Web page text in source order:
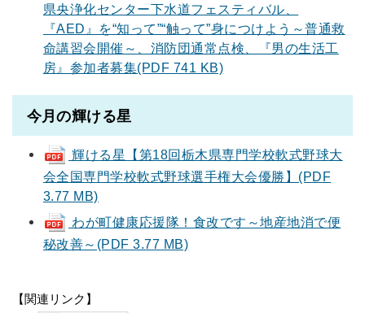
県央浄化センター下水道フェスティバル、
『AED』を“知って”“触って”身につけよう～普通救
命講習会開催～、消防団通常点検、『男の生活工
房』参加者募集(PDF 741 KB)
今月の輝ける星
輝ける星【第18回栃木県専門学校軟式野球大
会全国専門学校軟式野球選手権大会優勝】(PDF
3.77 MB)
わが町健康応援隊！食改です～地産地消で便
秘改善～(PDF 3.77 MB)
【関連リンク】